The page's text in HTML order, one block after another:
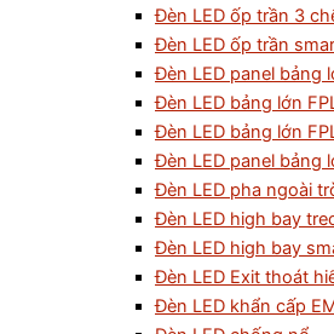
Đèn LED ốp trần 3
Đèn LED ốp trần
Đèn LED panel bảng
Đèn LED bảng lớn
Đèn LED bảng lớn
Đèn LED panel bảng
Đèn LED pha ngoài
Đèn LED high bay
Đèn LED high bay
Đèn LED Exit thoát
Đèn LED khẩn cấp